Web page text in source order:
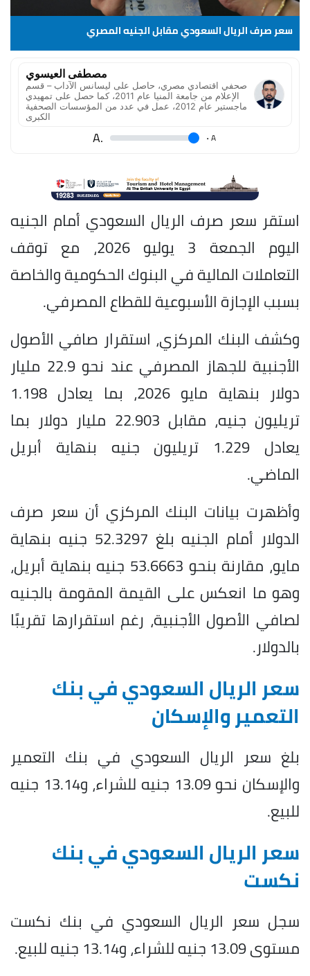
سعر صرف الريال السعودي مقابل الجنيه المصري
مصطفى العيسوي
صحفي اقتصادي مصري، حاصل على ليسانس الآداب – قسم
الإعلام من جامعة المنيا عام 2011، كما حصل على تمهيدي
ماجستير عام 2012، عمل في عدد من المؤسسات الصحفية
الكبرى
A
.
.A
استقر سعر صرف الريال السعودي أمام الجنيه
اليوم الجمعة 3 يوليو 2026، مع توقف
التعاملات المالية في البنوك الحكومية والخاصة
بسبب الإجازة الأسبوعية للقطاع المصرفي.
وكشف البنك المركزي، استقرار صافي الأصول
الأجنبية للجهاز المصرفي عند نحو 22.9 مليار
دولار بنهاية مايو 2026، بما يعادل 1.198
تريليون جنيه، مقابل 22.903 مليار دولار بما
يعادل 1.229 تريليون جنيه بنهاية أبريل
الماضي.
وأظهرت بيانات البنك المركزي أن سعر صرف
الدولار أمام الجنيه بلغ 52.3297 جنيه بنهاية
مايو، مقارنة بنحو 53.6663 جنيه بنهاية أبريل،
وهو ما انعكس على القيمة المقومة بالجنيه
لصافي الأصول الأجنبية، رغم استقرارها تقريبًا
بالدولار.
سعر الريال السعودي في بنك
التعمير والإسكان
بلغ سعر الريال السعودي في بنك التعمير
والإسكان نحو 13.09 جنيه للشراء، و13.14 جنيه
للبيع.
سعر الريال السعودي في بنك
نكست
سجل سعر الريال السعودي في بنك نكست
مستوى 13.09 جنيه للشراء، و13.14 جنيه للبيع.